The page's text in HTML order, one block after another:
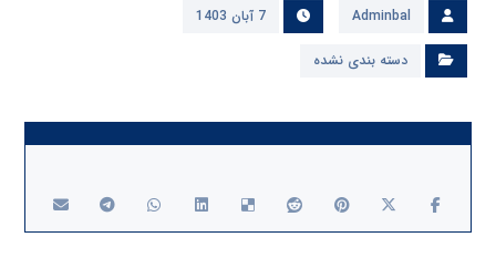
Adminbal 7 آبان 1403
دسته بندی نشده